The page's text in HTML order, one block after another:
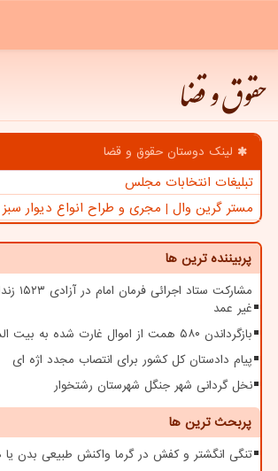
حقوق و قضا
لینک دوستان حقوق و قضا
تبلیغات انتخابات مجلس
مستر گرین وال | مجری و طراح انواع دیوار سبز
پربیننده ترین ها
مشارکت
غیر عمد
بازگرداندن ۵۸۰ همت از اموال غارت شده به بیت المال
پیام دادستان کل کشور برای انتصاب مجدد اژه ای
نخل گردانی شهر جنگل شهرستان رشتخوار
پربحث ترین ها
تنگی انگشتر و کفش در گرما واکنش طبیعی بدن